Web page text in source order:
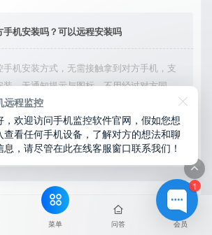
手机安装吗？可以远程安装吗
手机安装方式，无需接触拿到对方手机，支
装，无通知提示与图标，不用经过对方同意
藏进程无法察觉，在对方不知情的情况下监
动所有手机操作记录，同时支持实时监控与
微信聊天记录。
菜单 问答 会员
1
远程监控
，欢迎访问手机监控软件官网，假如您想
查看任何手机设备，了解对方的想法和聊
息，请尽管在此在线客服窗口联系我们！